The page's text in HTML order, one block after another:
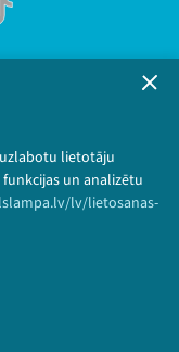
lietotāju
un analizētu
lv/lietosanas-
tiesības